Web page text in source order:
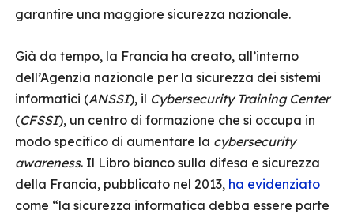
garantire una maggiore sicurezza nazionale.
Già da tempo, la Francia ha creato, all’interno
dell’Agenzia nazionale per la sicurezza dei sistemi
informatici (ANSSI), il Cybersecurity Training Center
(CFSSI), un centro di formazione che si occupa in
modo specifico di aumentare la cybersecurity
awareness. Il Libro bianco sulla difesa e sicurezza
della Francia, pubblicato nel 2013, ha evidenziato
come “la sicurezza informatica debba essere parte